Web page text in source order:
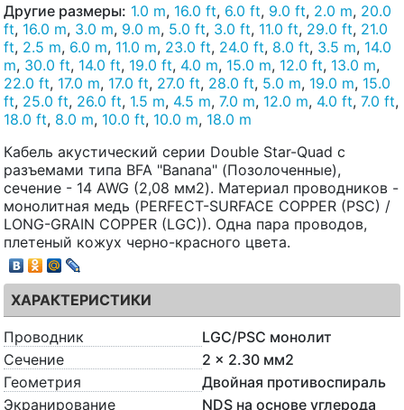
Другие размеры: 1.0 m, 16.0 ft, 6.0 ft, 9.0 ft, 2.0 m, 20.0
ft, 16.0 m, 3.0 m, 9.0 m, 5.0 ft, 3.0 ft, 11.0 ft, 29.0 ft, 21.0
ft, 2.5 m, 6.0 m, 11.0 m, 23.0 ft, 24.0 ft, 8.0 ft, 3.5 m, 14.0
m, 30.0 ft, 14.0 ft, 19.0 ft, 4.0 m, 15.0 m, 12.0 ft, 13.0 m,
22.0 ft, 17.0 m, 17.0 ft, 27.0 ft, 28.0 ft, 5.0 m, 19.0 m, 15.0
ft, 25.0 ft, 26.0 ft, 1.5 m, 4.5 m, 7.0 m, 12.0 m, 4.0 ft, 7.0 ft,
18.0 ft, 8.0 m, 10.0 ft, 10.0 m, 18.0 m
Кабель акустический серии Double Star-Quad с
разъемами типа BFA "Banana" (Позолоченные),
сечение - 14 AWG (2,08 мм2). Материал проводников -
монолитная медь (PERFECT-SURFACE COPPER (PSC) /
LONG-GRAIN COPPER (LGC)). Одна пара проводов,
плетеный кожух черно-красного цвета.
ХАРАКТЕРИСТИКИ
Проводник
LGC/PSC монолит
Сечение
2 x 2.30 мм2
Геометрия
Двойная противоспираль
Экранирование
NDS на основе углерода